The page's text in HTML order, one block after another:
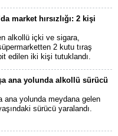
market hırsızlığı: 2 kişi
alkollü içki ve sigara,
2 kutu tıraş
edilen iki kişi tutuklandı.
ana yolunda alkollü sürücü
ana yolunda meydana gelen
sürücü yaralandı.